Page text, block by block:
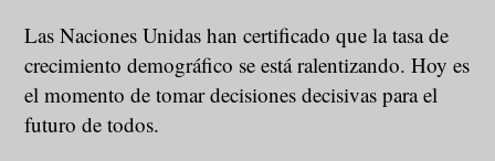
Las Naciones Unidas han certificado que la tasa de
crecimiento demográfico se está ralentizando. Hoy es
el momento de tomar decisiones decisivas para el
futuro de todos.